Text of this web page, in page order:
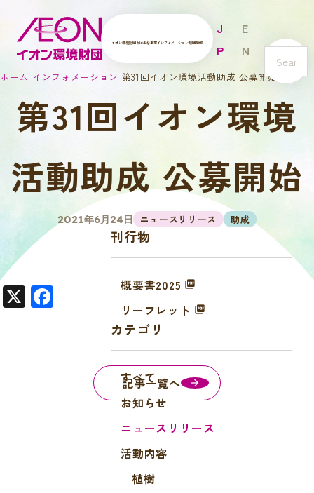
イオン環境財団とは主な事業インフォメーション財団情報
J
P
E
N
s
e
a
r
c
ホーム インフォメーション 第31回イオン環境活動助成 公募開始
第31回イオン環境
活動助成 公募開始
2021年6月24日 ニュースリリース 助成
X
記事一覧へ
刊行物
概要書2025
リーフレット
カテゴリ
すべて
お知らせ
ニュースリリース
活動内容
植樹